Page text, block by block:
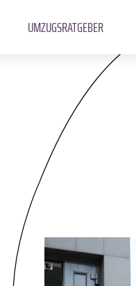
UMZUGSRATGEBER